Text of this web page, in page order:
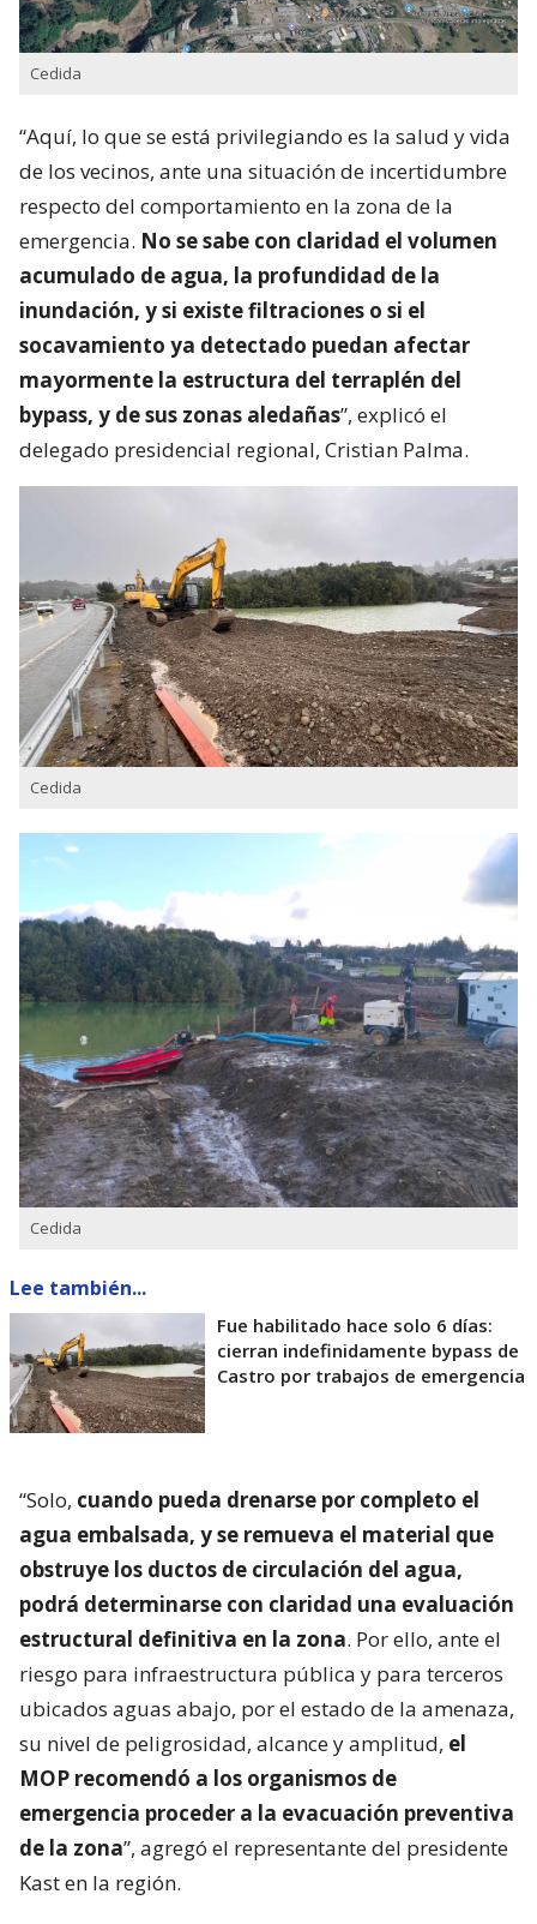
Cedida
“Aquí, lo que se está privilegiando es la salud y vida
de los vecinos, ante una situación de incertidumbre
respecto del comportamiento en la zona de la
emergencia. No se sabe con claridad el volumen
acumulado de agua, la profundidad de la
inundación, y si existe filtraciones o si el
socavamiento ya detectado puedan afectar
mayormente la estructura del terraplén del
bypass, y de sus zonas aledañas”, explicó el
delegado presidencial regional, Cristian Palma.
Cedida
Cedida
Lee también...
Fue habilitado hace solo 6 días:
cierran indefinidamente bypass de
Castro por trabajos de emergencia
“Solo, cuando pueda drenarse por completo el
agua embalsada, y se remueva el material que
obstruye los ductos de circulación del agua,
podrá determinarse con claridad una evaluación
estructural definitiva en la zona. Por ello, ante el
riesgo para infraestructura pública y para terceros
ubicados aguas abajo, por el estado de la amenaza,
su nivel de peligrosidad, alcance y amplitud, el
MOP recomendó a los organismos de
emergencia proceder a la evacuación preventiva
de la zona”, agregó el representante del presidente
Kast en la región.